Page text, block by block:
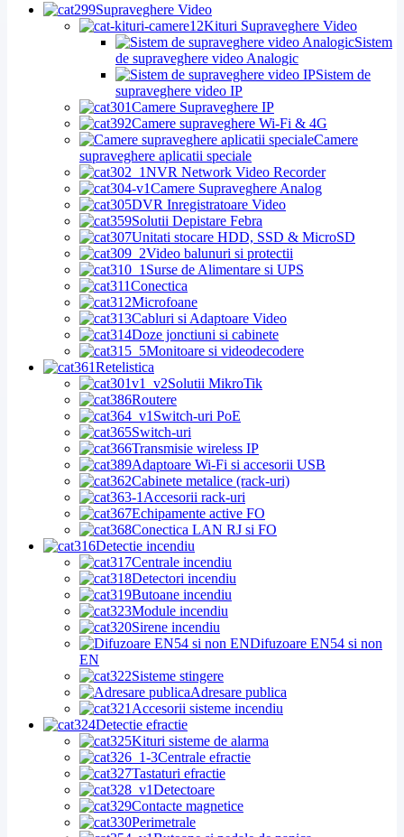
Supraveghere Video
Kituri Supraveghere Video
Sistem
de supraveghere video Analogic
Sistem de
supraveghere video IP
Camere Supraveghere IP
Camere supraveghere Wi-Fi & 4G
Camere
supraveghere aplicatii speciale
NVR Network Video Recorder
Camere Supraveghere Analog
DVR Inregistratoare Video
Solutii Depistare Febra
Unitati stocare HDD, SSD & MicroSD
Video balunuri si protectii
Surse de Alimentare si UPS
Conectica
Microfoane
Cabluri si Adaptoare Video
Doze jonctiuni si cabinete
Monitoare si videodecodere
Retelistica
Solutii MikroTik
Routere
Switch-uri PoE
Switch-uri
Transmisie wireless IP
Adaptoare Wi-Fi si accesorii USB
Cabinete metalice (rack-uri)
Accesorii rack-uri
Echipamente active FO
Conectica LAN RJ si FO
Detectie incendiu
Centrale incendiu
Detectori incendiu
Butoane incendiu
Module incendiu
Sirene incendiu
Difuzoare EN54 si non
EN
Sisteme stingere
Adresare publica
Accesorii sisteme incendiu
Detectie efractie
Kituri sisteme de alarma
Centrale efractie
Tastaturi efractie
Detectoare
Contacte magnetice
Perimetrale